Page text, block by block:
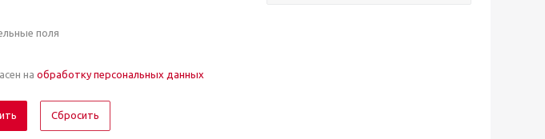
поля
на обработку персональных данных
Сбросить